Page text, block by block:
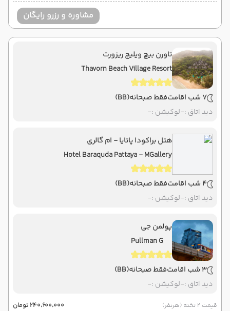
مشاوره و رزرو رایگان
تاورن بیچ ویلیج ریزورت
Thavorn Beach Village Resort
7 شب اقامت فقط صبحانه(BB)
دید اتاق :-لوکیشن :-
هتل براکودا پاتایا - ام گالری
Hotel Baraquda Pattaya - MGallery
4 شب اقامت فقط صبحانه(BB)
دید اتاق :-لوکیشن :-
پولمن جی
Pullman G
3 شب اقامت فقط صبحانه(BB)
دید اتاق :-لوکیشن :-
قیمت 2 تخته (هرنفر)
۲۴۰٬۶۰۰٬۰۰۰ تومان